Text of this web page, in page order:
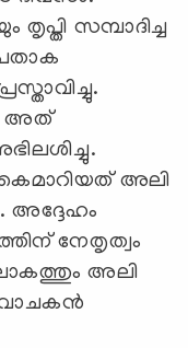
സമ്പാദിച്ച
അത്
അലി
അദ്ദേഹം
നേതൃത്വം
അലി